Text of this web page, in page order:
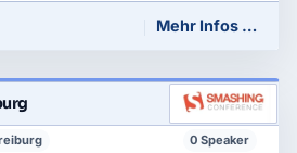
Mehr Infos …
0 Speaker